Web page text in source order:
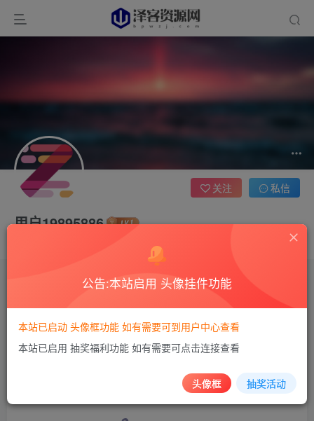
用户19895886
关注 私信
0 评论1 版块0 帖子0 粉丝0
发布 0
公告:本站启用 头像挂件功能
本站已启动 头像框功能 如有需要可到用户中心查看
本站已启用 抽奖福利功能 如有需要可点击连接查看
头像框 抽奖活动